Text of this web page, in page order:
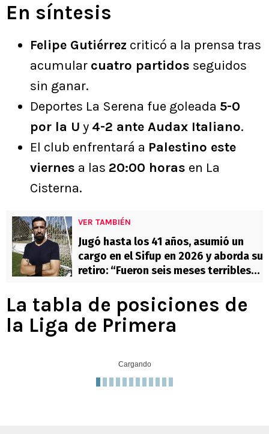
En síntesis
Felipe Gutiérrez criticó a la prensa tras
acumular cuatro partidos seguidos
sin ganar.
Deportes La Serena fue goleada 5-0
por la U y 4-2 ante Audax Italiano.
El club enfrentará a Palestino este
viernes a las 20:00 horas en La
Cisterna.
VER TAMBIÉN
Jugó hasta los 41 años, asumió un
cargo en el Sifup en 2026 y aborda su
retiro: “Fueron seis meses terribles
La tabla de posiciones de
la Liga de Primera
Cargando